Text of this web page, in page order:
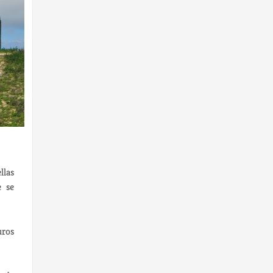
se